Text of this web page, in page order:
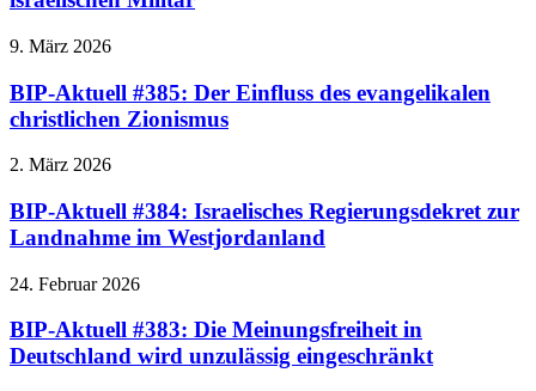
9. März 2026
BIP-Aktuell #385: Der Einfluss des evangelikalen
christlichen Zionismus
2. März 2026
BIP-Aktuell #384: Israelisches Regierungsdekret zur
Landnahme im Westjordanland
24. Februar 2026
BIP-Aktuell #383: Die Meinungsfreiheit in
Deutschland wird unzulässig eingeschränkt